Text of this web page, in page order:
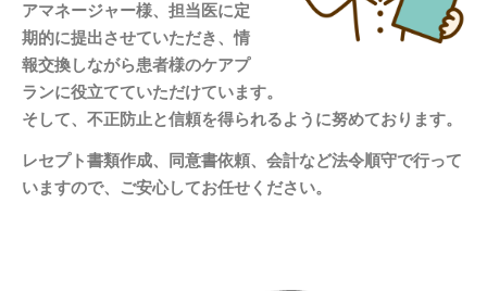
アマネージャー様、担当医に定
期的に提出させていただき、情
報交換しながら患者様のケアプ
ランに役立てていただけています。
そして、不正防止と信頼を得られるように努めております。
レセプト書類作成、同意書依頼、会計など法令順守で行って
いますので、ご安心してお任せください。